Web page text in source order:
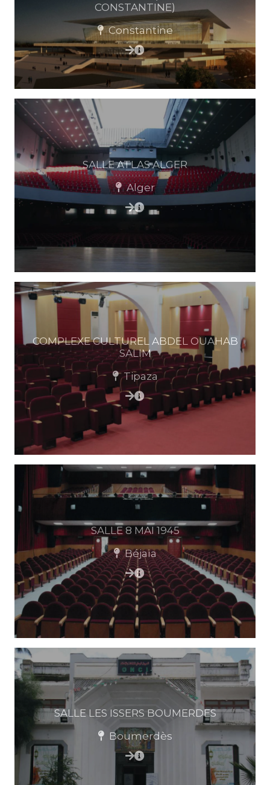
CONSTANTINE)
Constantine
SALLE ATLAS ALGER
Alger
COMPLEXE CULTUREL ABDEL OUAHAB
SALIM
Tipaza
SALLE 8 MAI 1945
Béjaïa
SALLE LES ISSERS BOUMERDES
Boumerdès